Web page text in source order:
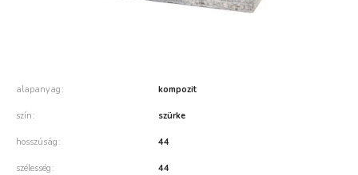
alapanyag kompozit
szín szürke
hosszúság 44
szélesség 44